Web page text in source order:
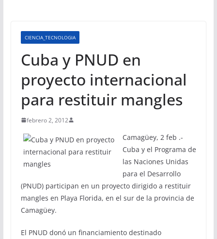
CIENCIA_TECNOLOGIA
Cuba y PNUD en
proyecto internacional
para restituir mangles
febrero 2, 2012
Camagüey, 2 feb .-
Cuba y el Programa de
las Naciones Unidas
para el Desarrollo
(PNUD) participan en un proyecto dirigido a restituir
mangles en Playa Florida, en el sur de la provincia de
Camagüey.
El PNUD donó un financiamiento destinado